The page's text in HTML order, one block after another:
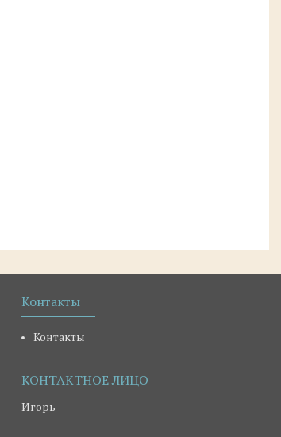
Контакты
Контакты
Игорь